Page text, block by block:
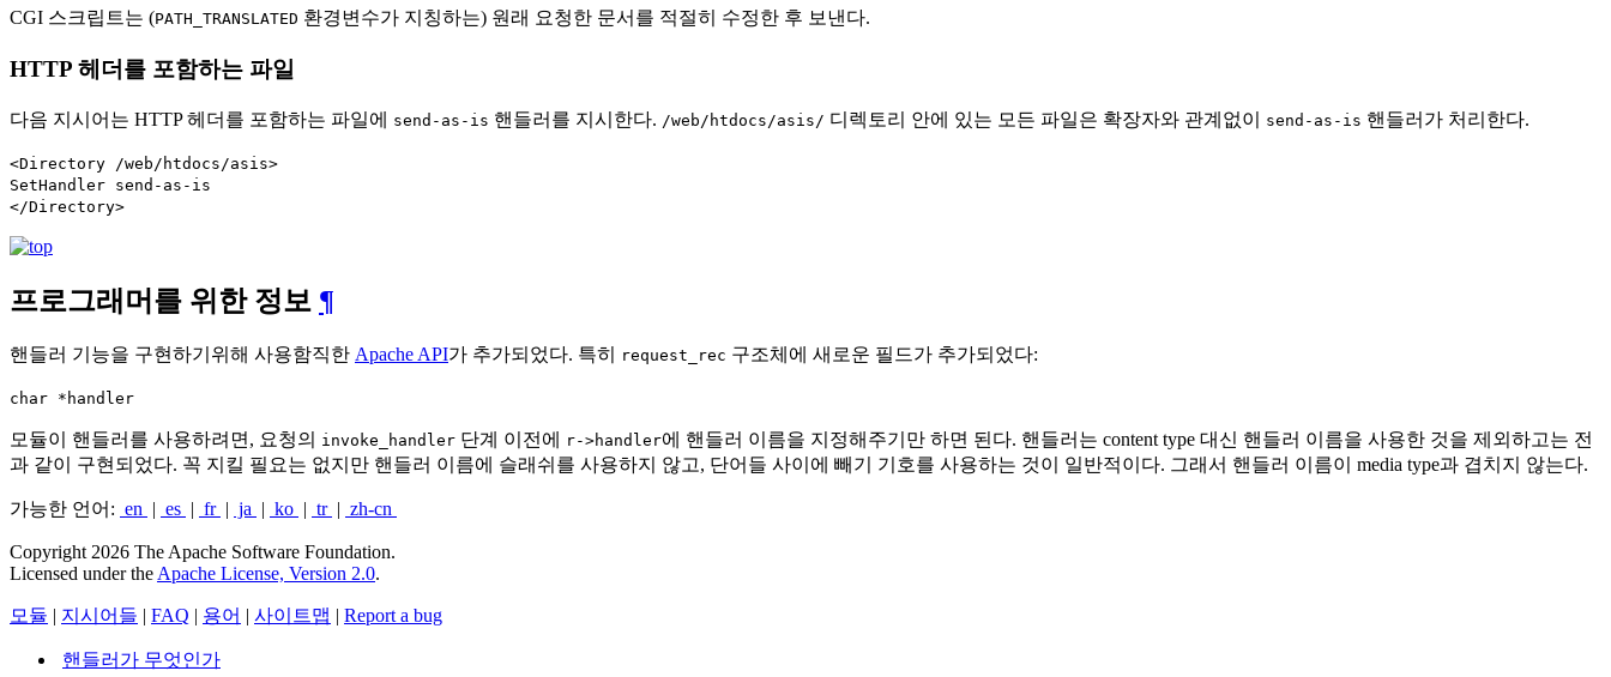
CGI 스크립트는 (PATH_TRANSLATED 환경변수가 지칭하는) 원래 요청한 문서를 적절히 수정한 후 보낸다.
HTTP 헤더를 포함하는 파일
다음 지시어는 HTTP 헤더를 포함하는 파일에 send-as-is 핸들러를 지시한다. /web/htdocs/asis/ 디렉토리 안에 있는 모든 파일은 확장자와 관계없이 send-as-is 핸들러가 처리한다.
<Directory /web/htdocs/asis>
SetHandler send-as-is
</Directory>
프로그래머를 위한 정보 ¶
핸들러 기능을 구현하기위해 사용함직한 Apache API가 추가되었다. 특히 request_rec 구조체에 새로운 필드가 추가되었다:
char *handler
모듈이 핸들러를 사용하려면, 요청의 invoke_handler 단계 이전에 r->handler에 핸들러 이름을 지정해주기만 하면 된다. 핸들러는 content type 대신 핸들러 이름을 사용한 것을 제외하고는 전
과 같이 구현되었다. 꼭 지킬 필요는 없지만 핸들러 이름에 슬래쉬를 사용하지 않고, 단어들 사이에 빼기 기호를 사용하는 것이 일반적이다. 그래서 핸들러 이름이 media type과 겹치지 않는다.
가능한 언어: en es fr ja ko tr zh-cn
Copyright 2026 The Apache Software Foundation.
Licensed under theApache License, Version 2.0.
모듈 지시어들 FAQ 용어 사이트맵 Report a bug
핸들러가 무엇인가